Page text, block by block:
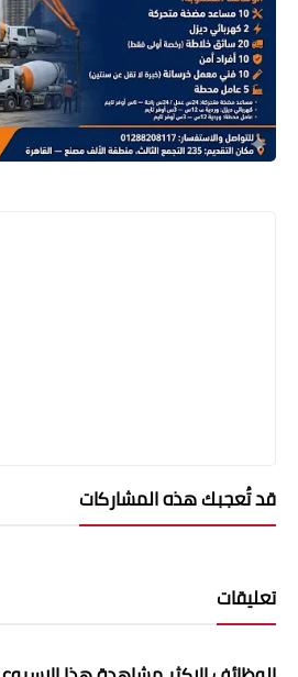
قد تُعجبك هذه المشاركات
تعليقات